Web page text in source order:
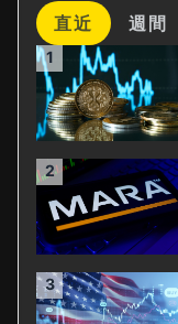
直近 週間
1
2
3